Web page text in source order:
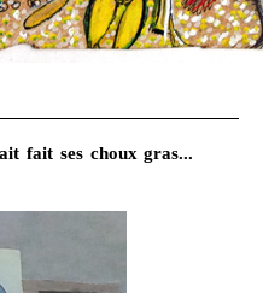
fait ses choux gras...